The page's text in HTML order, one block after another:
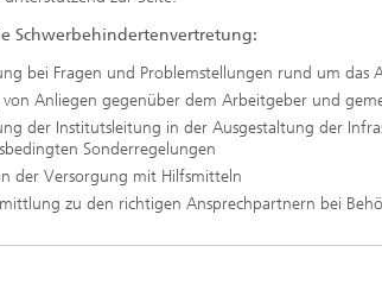
Schwerbehindertenvertretung:
bei Fragen und Problemstellungen rund um das
Anliegen gegenüber dem Arbeitgeber und
der Institutsleitung in der Ausgestaltung der
Sonderregelungen
der Versorgung mit Hilfsmitteln
zu den richtigen Ansprechpartnern bei